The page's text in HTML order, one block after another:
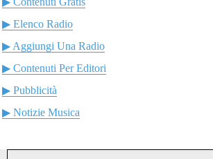
▶ Elenco Radio
▶ Aggiungi Una Radio
▶ Contenuti Per Editori
▶ Pubblicità
▶ Notizie Musica